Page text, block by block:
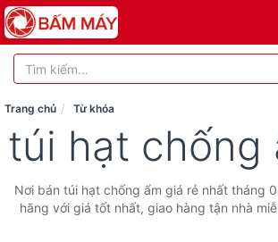
Trang chủ Từ khóa
túi hạt chống
Nơi bán túi hạt chống ẩm giá rẻ nhất tháng
hãng với giá tốt nhất, giao hàng tận nhà